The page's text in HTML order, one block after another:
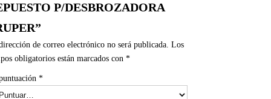
P/DESBROZADORA
de correo electrónico no será publicada. Los
obligatorios están marcados con *
*